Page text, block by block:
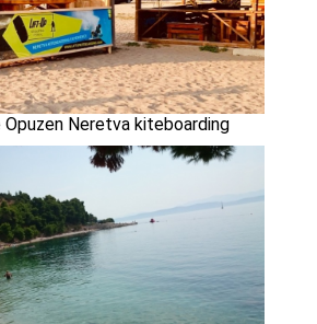
Opuzen Neretva kiteboarding